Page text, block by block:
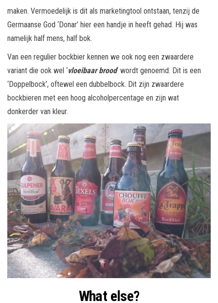
maken. Vermoedelijk is dit als marketingtool ontstaan, tenzij de
Germaanse God ‘Donar’ hier een handje in heeft gehad. Hij was
namelijk half mens, half bok.
Van een regulier bockbier kennen we ook nog een zwaardere
variant die ook wel ‘vloeibaar brood‘ wordt genoemd. Dit is een
‘Doppelbock’, oftewel een dubbelbock. Dit zijn zwaardere
bockbieren met een hoog alcoholpercentage en zijn wat
donkerder van kleur.
What else?